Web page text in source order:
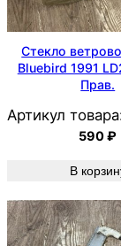
Стекло
Bluebird 1991
Прав.
Артикул
590₽
В